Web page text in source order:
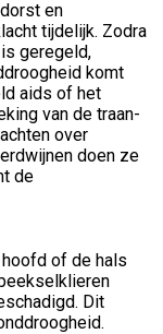
en
tijdelijk. Zodra
geregeld,
komt
aids of het
van de traan-
over
doen ze
de
of de hals
Dit